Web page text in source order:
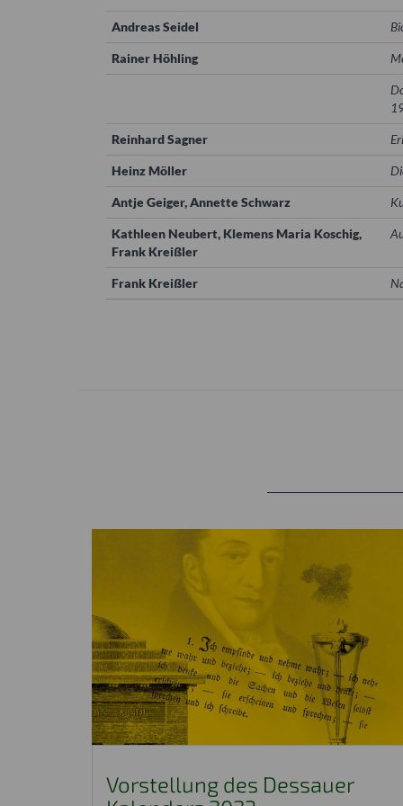
Andreas Seidel
Rainer Höhling
Reinhard Sagner
Heinz Möller
Antje Geiger, Annette Schwarz
Kathleen Neubert, Klemens Maria Koschig,
Frank Kreißler
Frank Kreißler
Vorstellung des Dessauer